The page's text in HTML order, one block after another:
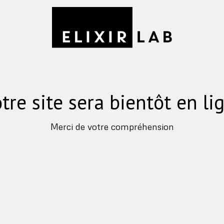
site sera bientôt en
Merci de votre compréhension